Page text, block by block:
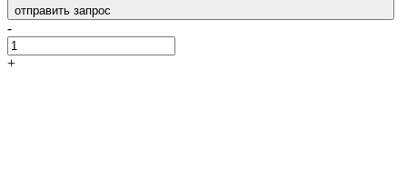
отправить запрос
-
+